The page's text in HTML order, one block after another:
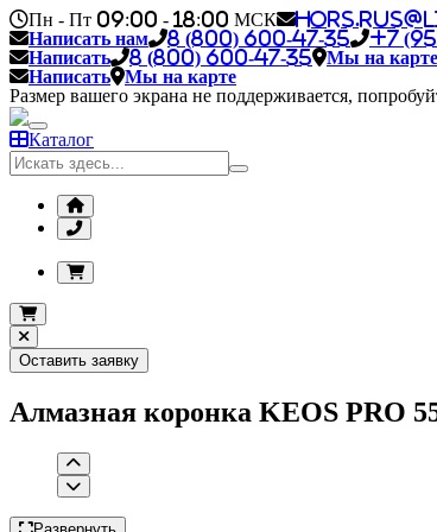
Пн - Пт 09:00 - 18:00 МСК
Написать нам
8 (800) 600-47-35 +7
Написать
8 (800) 600-47-35
Мы на карте
Написать
Мы на карте
Размер вашего экрана не поддерживается,
Каталог
Оставить заявку
Алмазная коронка KEOS PRO